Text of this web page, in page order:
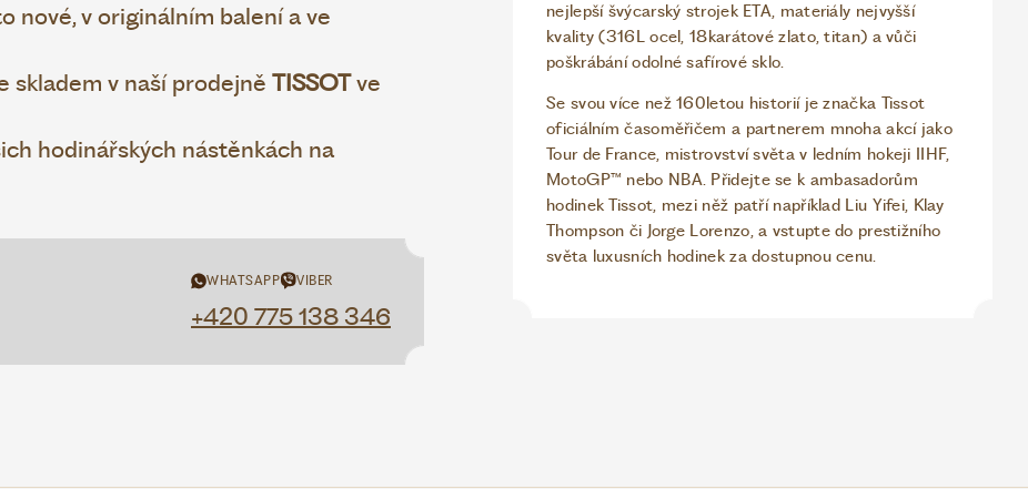
nové, v originálním balení a ve
skladem v naší prodejně TISSOTve
hodinářských nástěnkách na
WHATSAPP VIBER
+420 775 138 346
nejlepší švýcarský strojek ETA, materiály nejvyšší
kvality (316L ocel, 18karátové zlato, titan) a vůči
poškrábání odolné safírové sklo.
Se svou více než 160letou historií je značka Tissot
oficiálním časoměřičem a partnerem mnoha akcí jako
Tour de France, mistrovství světa v ledním hokeji IIHF,
MotoGP™ nebo NBA. Přidejte se k ambasadorům
hodinek Tissot, mezi něž patří například Liu Yifei, Klay
Thompson či Jorge Lorenzo, a vstupte do prestižního
světa luxusních hodinek za dostupnou cenu.